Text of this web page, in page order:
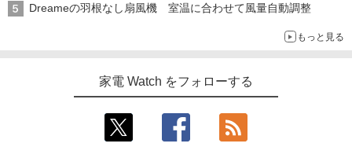
Dreameの羽根なし扇風機 室温に合わせて風量自動調整
もっと見る
家電 Watch をフォローする